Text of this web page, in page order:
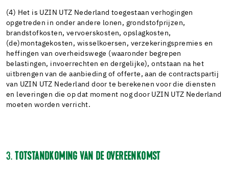
(4) Het is UZIN UTZ Nederland toegestaan verhogingen
opgetreden in onder andere lonen, grondstofprijzen,
brandstofkosten, vervoerskosten, opslagkosten,
(de)montagekosten, wisselkoersen, verzekeringspremies en
heffingen van overheidswege (waaronder begrepen
belastingen, invoerrechten en dergelijke), ontstaan na het
uitbrengen van de aanbieding of offerte, aan de contractspartij
van UZIN UTZ Nederland door te berekenen voor die diensten
en leveringen die op dat moment nog door UZIN UTZ Nederland
moeten worden verricht.
3. TOTSTANDKOMING VAN DE OVEREENKOMST